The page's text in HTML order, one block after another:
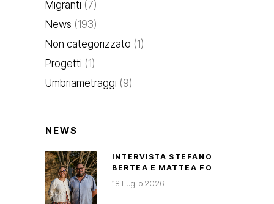
Migranti (7)
News (193)
Non categorizzato (1)
Progetti (1)
Umbriametraggi (9)
NEWS
INTERVISTA STEFANO
BERTEA E MATTEA FO
18 Luglio 2026